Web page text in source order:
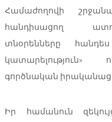
Համաժողովի
հանդիսացող
տնօրենները
կատարելություն»
գործնական
Իր համանուն